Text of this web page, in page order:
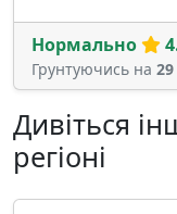
Нормально
Грунтуючись на 29
Дивіться
регіоні